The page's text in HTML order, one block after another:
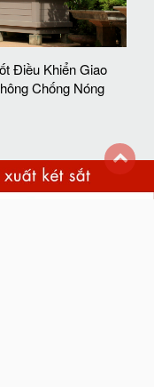
Điều Khiển Giao
Chống Nóng
back